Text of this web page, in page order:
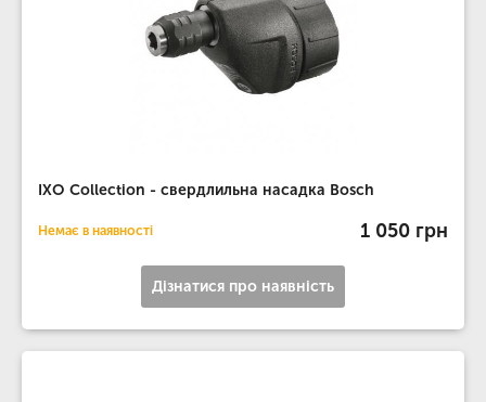
IXO Collection - свердлильна насадка Bosch
Немає в наявності 1 050 грн
Дізнатися про наявність